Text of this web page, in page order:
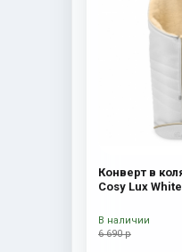
Конверт в
Cosy Lux White
6 690 р
В наличии